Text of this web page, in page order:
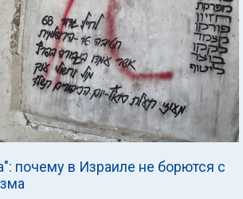
почему в Израиле не борются с